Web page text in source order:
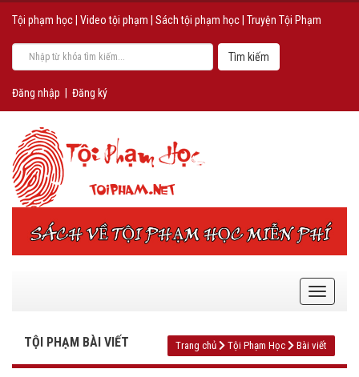
Tội phạm học Video tội phạm Sách tội phạm học Truyện Tội Phạm
Đăng nhập Đăng ký
TỘI PHẠM BÀI VIẾT Trang chủ Tội Phạm Học Bài viết